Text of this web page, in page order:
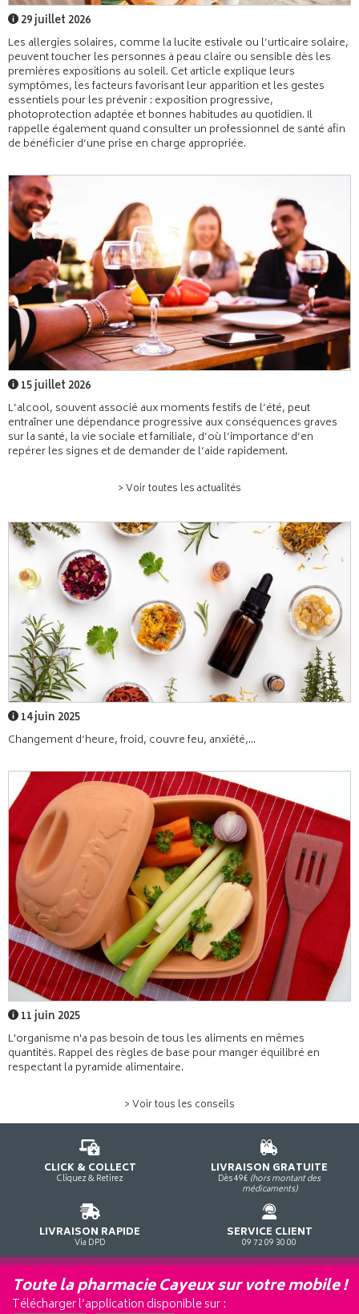
29 juillet 2026
Les allergies solaires, comme la lucite estivale ou l’urticaire solaire,
peuvent toucher les personnes à peau claire ou sensible dès les
premières expositions au soleil. Cet article explique leurs
symptômes, les facteurs favorisant leur apparition et les gestes
essentiels pour les prévenir : exposition progressive,
photoprotection adaptée et bonnes habitudes au quotidien. Il
rappelle également quand consulter un professionnel de santé afin
de bénéficier d’une prise en charge appropriée.
15 juillet 2026
L’alcool, souvent associé aux moments festifs de l’été, peut
entraîner une dépendance progressive aux conséquences graves
sur la santé, la vie sociale et familiale, d’où l’importance d’en
repérer les signes et de demander de l’aide rapidement.
> Voir toutes les actualités
14 juin 2025
Changement d’heure, froid, couvre feu, anxiété,...
11 juin 2025
L'organisme n'a pas besoin de tous les aliments en mêmes
quantités. Rappel des règles de base pour manger équilibré en
respectant la pyramide alimentaire.
> Voir tous les conseils
CLICK & COLLECT
Cliquez & Retirez
LIVRAISON GRATUITE
Dès 49€ (hors montant des
médicaments)
LIVRAISON RAPIDE
Via DPD
SERVICE CLIENT
09 72 09 30 00
Toute la pharmacie Cayeux sur votre mobile !
Télécharger l’application disponible sur :